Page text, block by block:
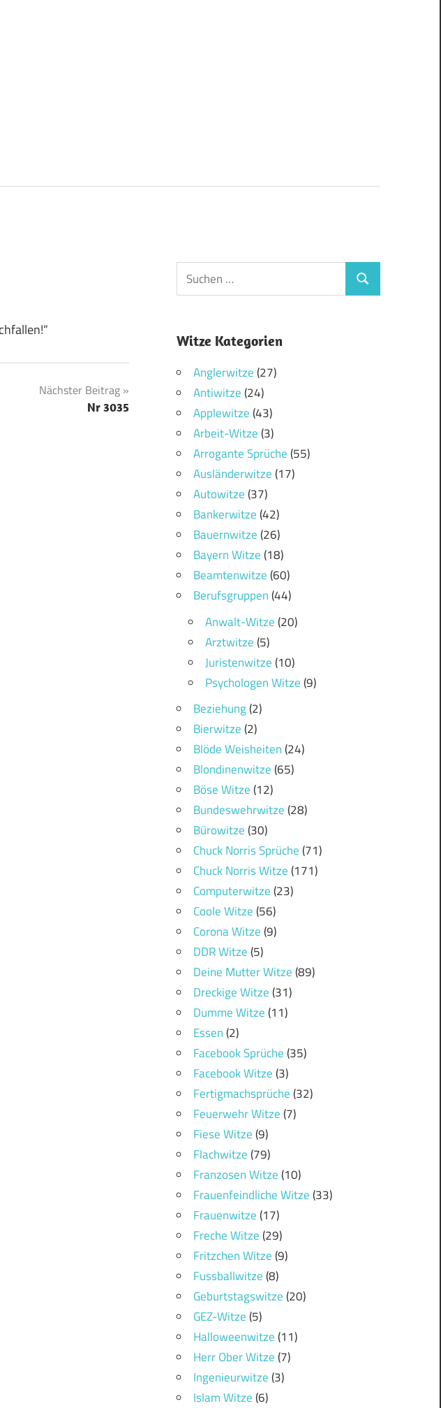
Nächster Beitrag
Nr 3035
Witze Kategorien
Anglerwitze(27)
Antiwitze(24)
Applewitze(43)
Arbeit-Witze(3)
Arrogante Sprüche(55)
Ausländerwitze(17)
Autowitze(37)
Bankerwitze(42)
Bauernwitze(26)
Bayern Witze(18)
Beamtenwitze(60)
Berufsgruppen(44)
Anwalt-Witze(20)
Arztwitze(5)
Juristenwitze(10)
Psychologen Witze(9)
Beziehung(2)
Bierwitze(2)
Blöde Weisheiten(24)
Blondinenwitze(65)
Böse Witze(12)
Bundeswehrwitze(28)
Bürowitze(30)
Chuck Norris Sprüche(71)
Chuck Norris Witze(171)
Computerwitze(23)
Coole Witze(56)
Corona Witze(9)
DDR Witze(5)
Deine Mutter Witze(89)
Dreckige Witze(31)
Dumme Witze(11)
Essen(2)
Facebook Sprüche(35)
Facebook Witze(3)
Fertigmachsprüche(32)
Feuerwehr Witze(7)
Fiese Witze(9)
Flachwitze(79)
Franzosen Witze(10)
Frauenfeindliche Witze(33)
Frauenwitze(17)
Freche Witze(29)
Fritzchen Witze(9)
Fussballwitze(8)
Geburtstagswitze(20)
GEZ-Witze(5)
Halloweenwitze(11)
Herr Ober Witze(7)
Ingenieurwitze(3)
Islam Witze(6)